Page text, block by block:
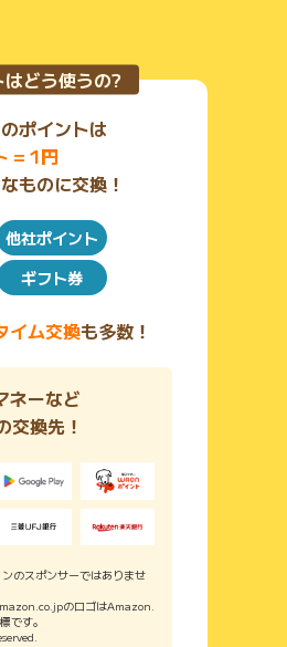
どう使うの?
ポイントは
= 1円
ものに交換！
他社ポイント
ギフト券
イム交換も多数！
ネーなど
交換先！
のスポンサーではありませ
のロゴはAmazon.
です。